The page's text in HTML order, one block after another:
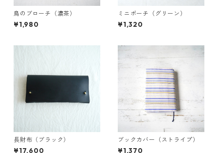
鳥のブローチ（濃茶）
¥1,980
ミニポーチ（グリーン）
¥1,320
長財布（ブラック）
¥17,600
ブックカバー（ストライプ）
¥1,370